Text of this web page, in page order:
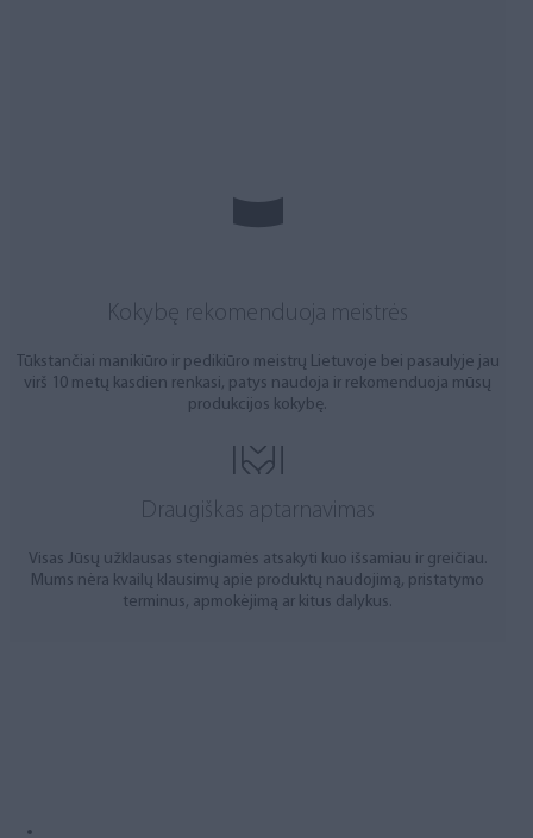
Kokybę rekomenduoja meistrės
Tūkstančiai manikiūro ir pedikiūro meistrų Lietuvoje bei pasaulyje jau
virš 10 metų kasdien renkasi, patys naudoja ir rekomenduoja mūsų
produkcijos kokybę.
Draugiškas aptarnavimas
Visas Jūsų užklausas stengiamės atsakyti kuo išsamiau ir greičiau.
Mums nėra kvailų klausimų apie produktų naudojimą, pristatymo
terminus, apmokėjimą ar kitus dalykus.